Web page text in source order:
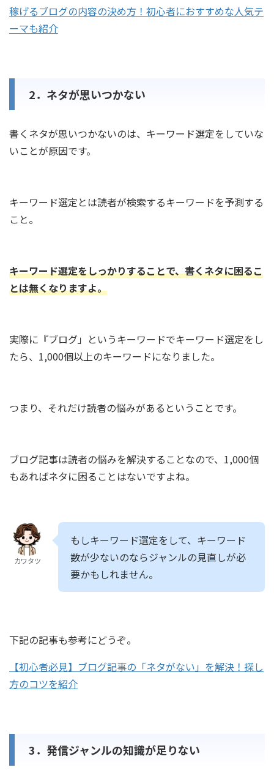
稼げるブログの内容の決め方！初心者におすすめな人気テ
ーマも紹介
2．ネタが思いつかない
書くネタが思いつかないのは、キーワード選定をしていな
いことが原因です。
キーワード選定とは読者が検索するキーワードを予測する
こと。
キーワード選定をしっかりすることで、書くネタに困るこ
とは無くなりますよ。
実際に『ブログ」というキーワードでキーワード選定をし
たら、1,000個以上のキーワードになりました。
つまり、それだけ読者の悩みがあるということです。
ブログ記事は読者の悩みを解決することなので、1,000個
もあればネタに困ることはないですよね。
カワタツ
もしキーワード選定をして、キーワード
数が少ないのならジャンルの見直しが必
要かもしれません。
下記の記事も参考にどうぞ。
【初心者必見】ブログ記事の「ネタがない」を解決！探し
方のコツを紹介
3．発信ジャンルの知識が足りない